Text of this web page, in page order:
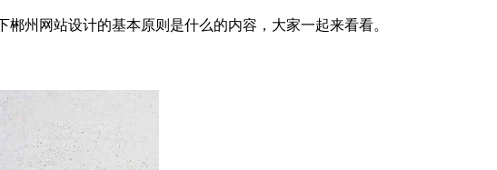
州网站设计的基本原则是什么的内容，大家一起来看看。